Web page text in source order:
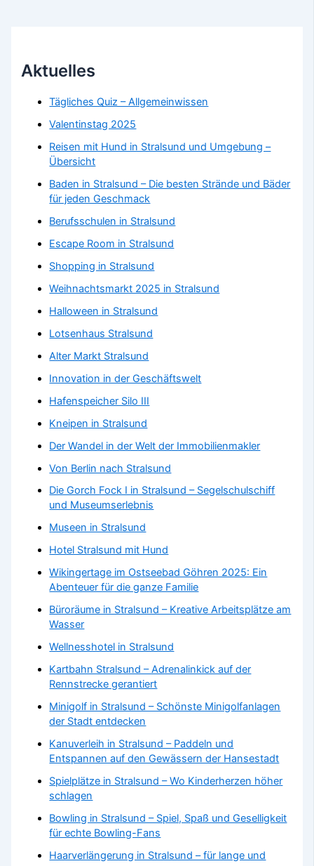
Aktuelles
Tägliches Quiz – Allgemeinwissen
Valentinstag 2025
Reisen mit Hund in Stralsund und Umgebung –
Übersicht
Baden in Stralsund – Die besten Strände und Bäder
für jeden Geschmack
Berufsschulen in Stralsund
Escape Room in Stralsund
Shopping in Stralsund
Weihnachtsmarkt 2025 in Stralsund
Halloween in Stralsund
Lotsenhaus Stralsund
Alter Markt Stralsund
Innovation in der Geschäftswelt
Hafenspeicher Silo III
Kneipen in Stralsund
Der Wandel in der Welt der Immobilienmakler
Von Berlin nach Stralsund
Die Gorch Fock I in Stralsund – Segelschulschiff
und Museumserlebnis
Museen in Stralsund
Hotel Stralsund mit Hund
Wikingertage im Ostseebad Göhren 2025: Ein
Abenteuer für die ganze Familie
Büroräume in Stralsund – Kreative Arbeitsplätze am
Wasser
Wellnesshotel in Stralsund
Kartbahn Stralsund – Adrenalinkick auf der
Rennstrecke gerantiert
Minigolf in Stralsund – Schönste Minigolfanlagen
der Stadt entdecken
Kanuverleih in Stralsund – Paddeln und
Entspannen auf den Gewässern der Hansestadt
Spielplätze in Stralsund – Wo Kinderherzen höher
schlagen
Bowling in Stralsund – Spiel, Spaß und Geselligkeit
für echte Bowling-Fans
Haarverlängerung in Stralsund – für lange und